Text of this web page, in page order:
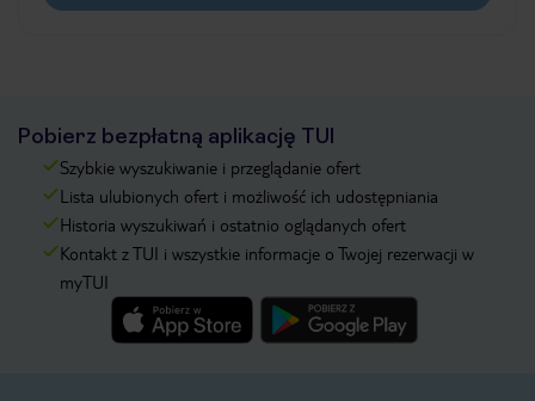
Pobierz bezpłatną aplikację TUI
Szybkie wyszukiwanie i przeglądanie ofert
Lista ulubionych ofert i możliwość ich udostępniania
Historia wyszukiwań i ostatnio oglądanych ofert
Kontakt z TUI i wszystkie informacje o Twojej rezerwacji w
myTUI